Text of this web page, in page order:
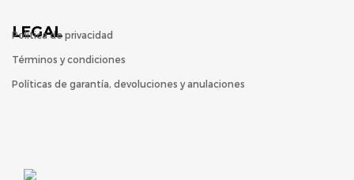
LEGAL
Política de privacidad
Términos y condiciones
Políticas de garantía, devoluciones y anulaciones